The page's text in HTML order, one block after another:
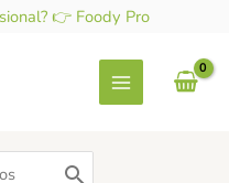
👉 Foody Pro